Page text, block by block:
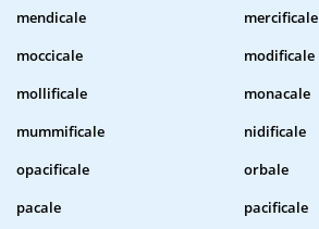
mendicale
mercificale
moccicale
modificale
mollificale
monacale
mummificale
nidificale
opacificale
orbale
pacale
pacificale